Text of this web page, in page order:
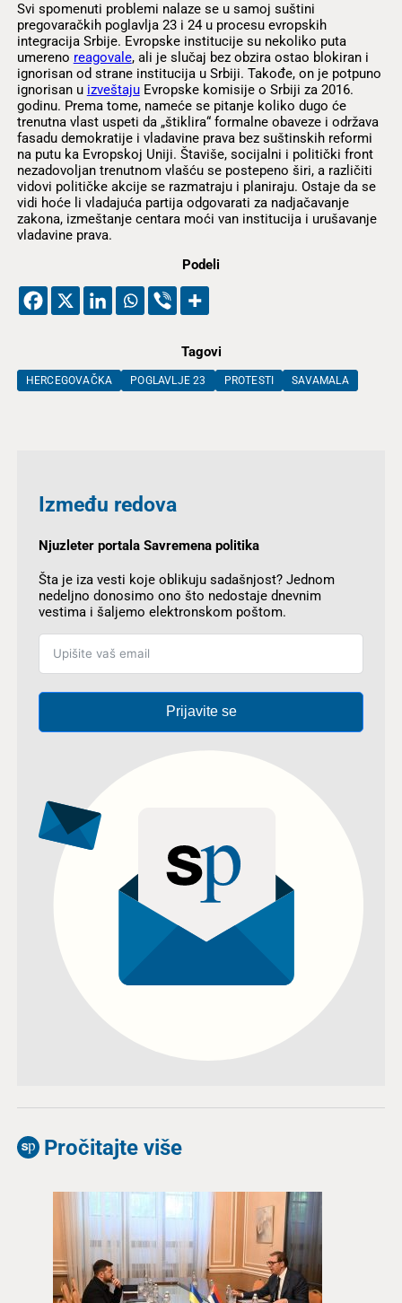
Svi spomenuti problemi nalaze se u samoj suštini
pregovaračkih poglavlja 23 i 24 u procesu evropskih
integracija Srbije. Evropske institucije su nekoliko puta
umereno reagovale, ali je slučaj bez obzira ostao blokiran i
ignorisan od strane institucija u Srbiji. Takođe, on je potpuno
ignorisan u izveštajuEvropske komisije o Srbiji za 2016.
godinu. Prema tome, nameće se pitanje koliko dugo će
trenutna vlast uspeti da „štiklira“ formalne obaveze i održava
fasadu demokratije i vladavine prava bez suštinskih reformi
na putu ka Evropskoj Uniji. Štaviše, socijalni i politički front
nezadovoljan trenutnom vlašću se postepeno širi, a različiti
vidovi političke akcije se razmatraju i planiraju. Ostaje da se
vidi hoće li vladajuća partija odgovarati za nadjačavanje
zakona, izmeštanje centara moći van institucija i urušavanje
vladavine prava.
Podeli
Tagovi
HERCEGOVAČKA POGLAVLJE 23 PROTESTI SAVAMALA
Između redova
Njuzleter portala Savremena politika
Šta je iza vesti koje oblikuju sadašnjost? Jednom
nedeljno donosimo ono što nedostaje dnevnim
vestima i šaljemo elektronskom poštom.
Prijavite se
Pročitajte više